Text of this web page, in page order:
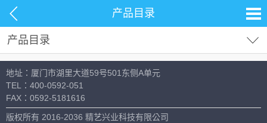
产品目录
产品目录
试剂耗材
分析仪器
材料测试
地址：厦门市湖里大道59号501东侧A单元
TEL： 400-0592-051
FAX： 0592-5181616
版权所有 2016-2036 精艺兴业科技有限公司